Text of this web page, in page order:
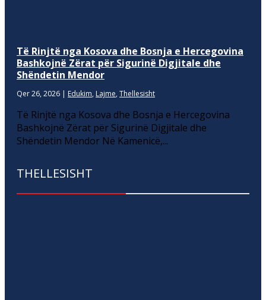
Të Rinjtë nga Kosova dhe Bosnja e Hercegovina
Bashkojnë Zërat për Sigurinë Digjitale dhe
Shëndetin Mendor
Qer 26, 2026 | Edukim, Lajme, Thellesisht
Të Rinjtë nga Kosova dhe Bosnja e Hercegovina
Bashkojnë Zërat për Sigurinë Digjitale dhe
Shëndetin Mendor Në Kamenicë,...
THELLESISHT